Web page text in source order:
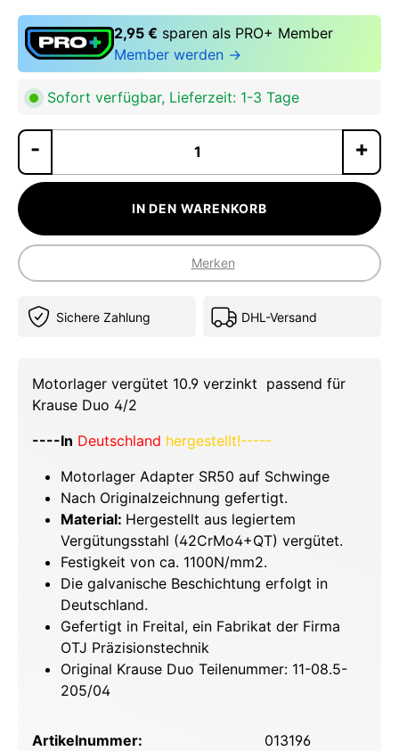
2,95 € sparen als PRO+ Member
Member werden →
Sofort verfügbar, Lieferzeit: 1-3 Tage
IN DEN WARENKORB
Merken
Sichere Zahlung DHL-Versand
Motorlager vergütet 10.9 verzinkt passend für
Krause Duo 4/2
----In Deutschland hergestellt!-----
Motorlager Adapter SR50 auf Schwinge
Nach Originalzeichnung gefertigt.
Material: Hergestellt aus legiertem
Vergütungsstahl (42CrMo4+QT) vergütet.
Festigkeit von ca. 1100N/mm2.
Die galvanische Beschichtung erfolgt in
Deutschland.
Gefertigt in Freital, ein Fabrikat der Firma
OTJ Präzisionstechnik
Original Krause Duo Teilenummer: 11-08.5-
205/04
Artikelnummer: 013196